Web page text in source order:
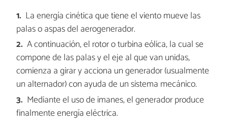
La energía cinética que tiene el viento mueve las
palas o aspas del aerogenerador.
A continuación, el rotor o turbina eólica, la cual se
compone de las palas y el eje al que van unidas,
comienza a girar y acciona un generador (usualmente
un alternador) con ayuda de un sistema mecánico.
Mediante el uso de imanes, el generador produce
finalmente energía eléctrica.